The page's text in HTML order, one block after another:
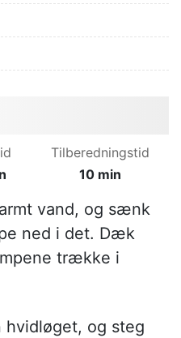
Tilberedningstid
10 min
vand, og sænk
ned i det. Dæk
trække i
hvidløget, og steg